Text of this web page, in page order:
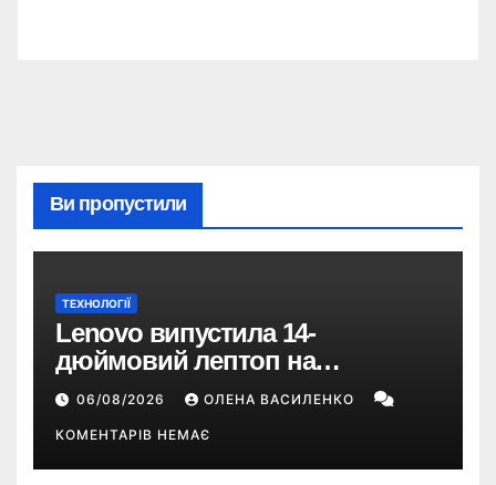
Ви пропустили
ТЕХНОЛОГІЇ
Lenovo випустила 14-
дюймовий лептоп на
Snapdragon X2 з автономністю
понад 33 години
06/08/2026 ОЛЕНА ВАСИЛЕНКО
КОМЕНТАРІВ НЕМАЄ